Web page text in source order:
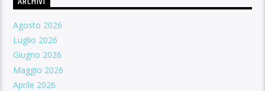
Agosto 2026
Luglio 2026
Giugno 2026
Maggio 2026
Aprile 2026